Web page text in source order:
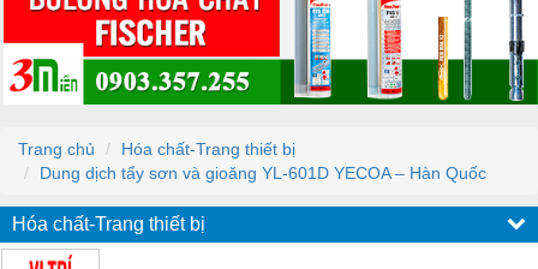
Trang chủ
Hóa chất-Trang thiết bị
Dung dịch tẩy sơn và gioăng YL-601D YECOA – Hàn Quốc
Hóa chất-Trang thiết bị